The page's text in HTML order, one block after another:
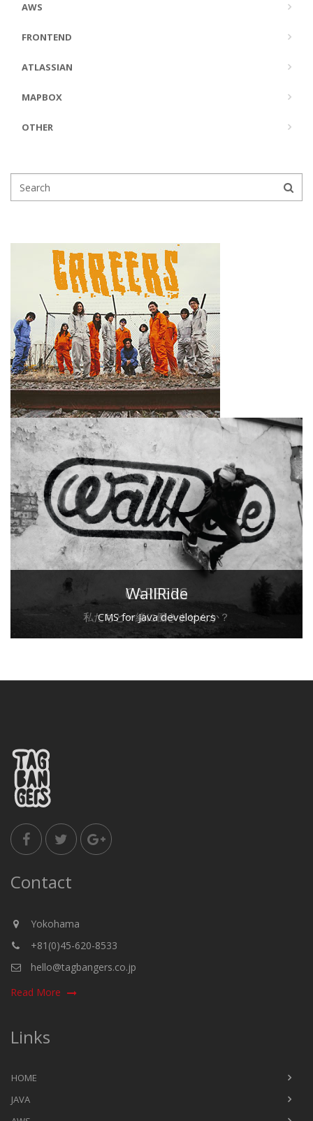
AWS
FRONTEND
ATLASSIAN
MAPBOX
OTHER
CAREERS
私たちと一緒に働きませんか？
WallRide
CMS for Java developers
Contact
Yokohama
+81(0)45-620-8533
hello@tagbangers.co.jp
Read More
Links
HOME
JAVA